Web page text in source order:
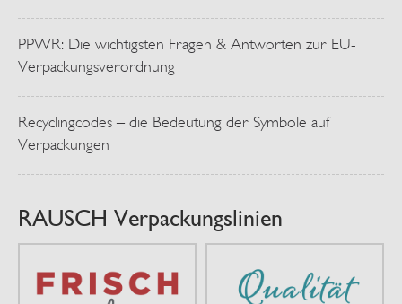
PPWR: Die wichtigsten Fragen & Antworten zur EU-
Verpackungsverordnung
Recyclingcodes – die Bedeutung der Symbole auf
Verpackungen
RAUSCH Verpackungslinien